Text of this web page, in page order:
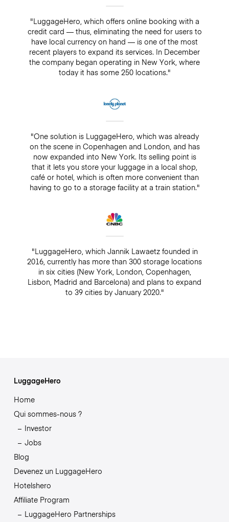
"LuggageHero, which offers online booking with a
credit card — thus, eliminating the need for users to
have local currency on hand — is one of the most
recent players to expand its services. In December
the company began operating in New York, where
today it has some 250 locations."
"One solution is LuggageHero, which was already
on the scene in Copenhagen and London, and has
now expanded into New York. Its selling point is
that it lets you store your luggage in a local shop,
café or hotel, which is often more convenient than
having to go to a storage facility at a train station."
"LuggageHero, which Jannik Lawaetz founded in
2016, currently has more than 300 storage locations
in six cities (New York, London, Copenhagen,
Lisbon, Madrid and Barcelona) and plans to expand
to 39 cities by January 2020."
LuggageHero
Home
Qui sommes-nous ?
Investor
Jobs
Blog
Devenez un LuggageHero
Hotelshero
Affiliate Program
LuggageHero Partnerships